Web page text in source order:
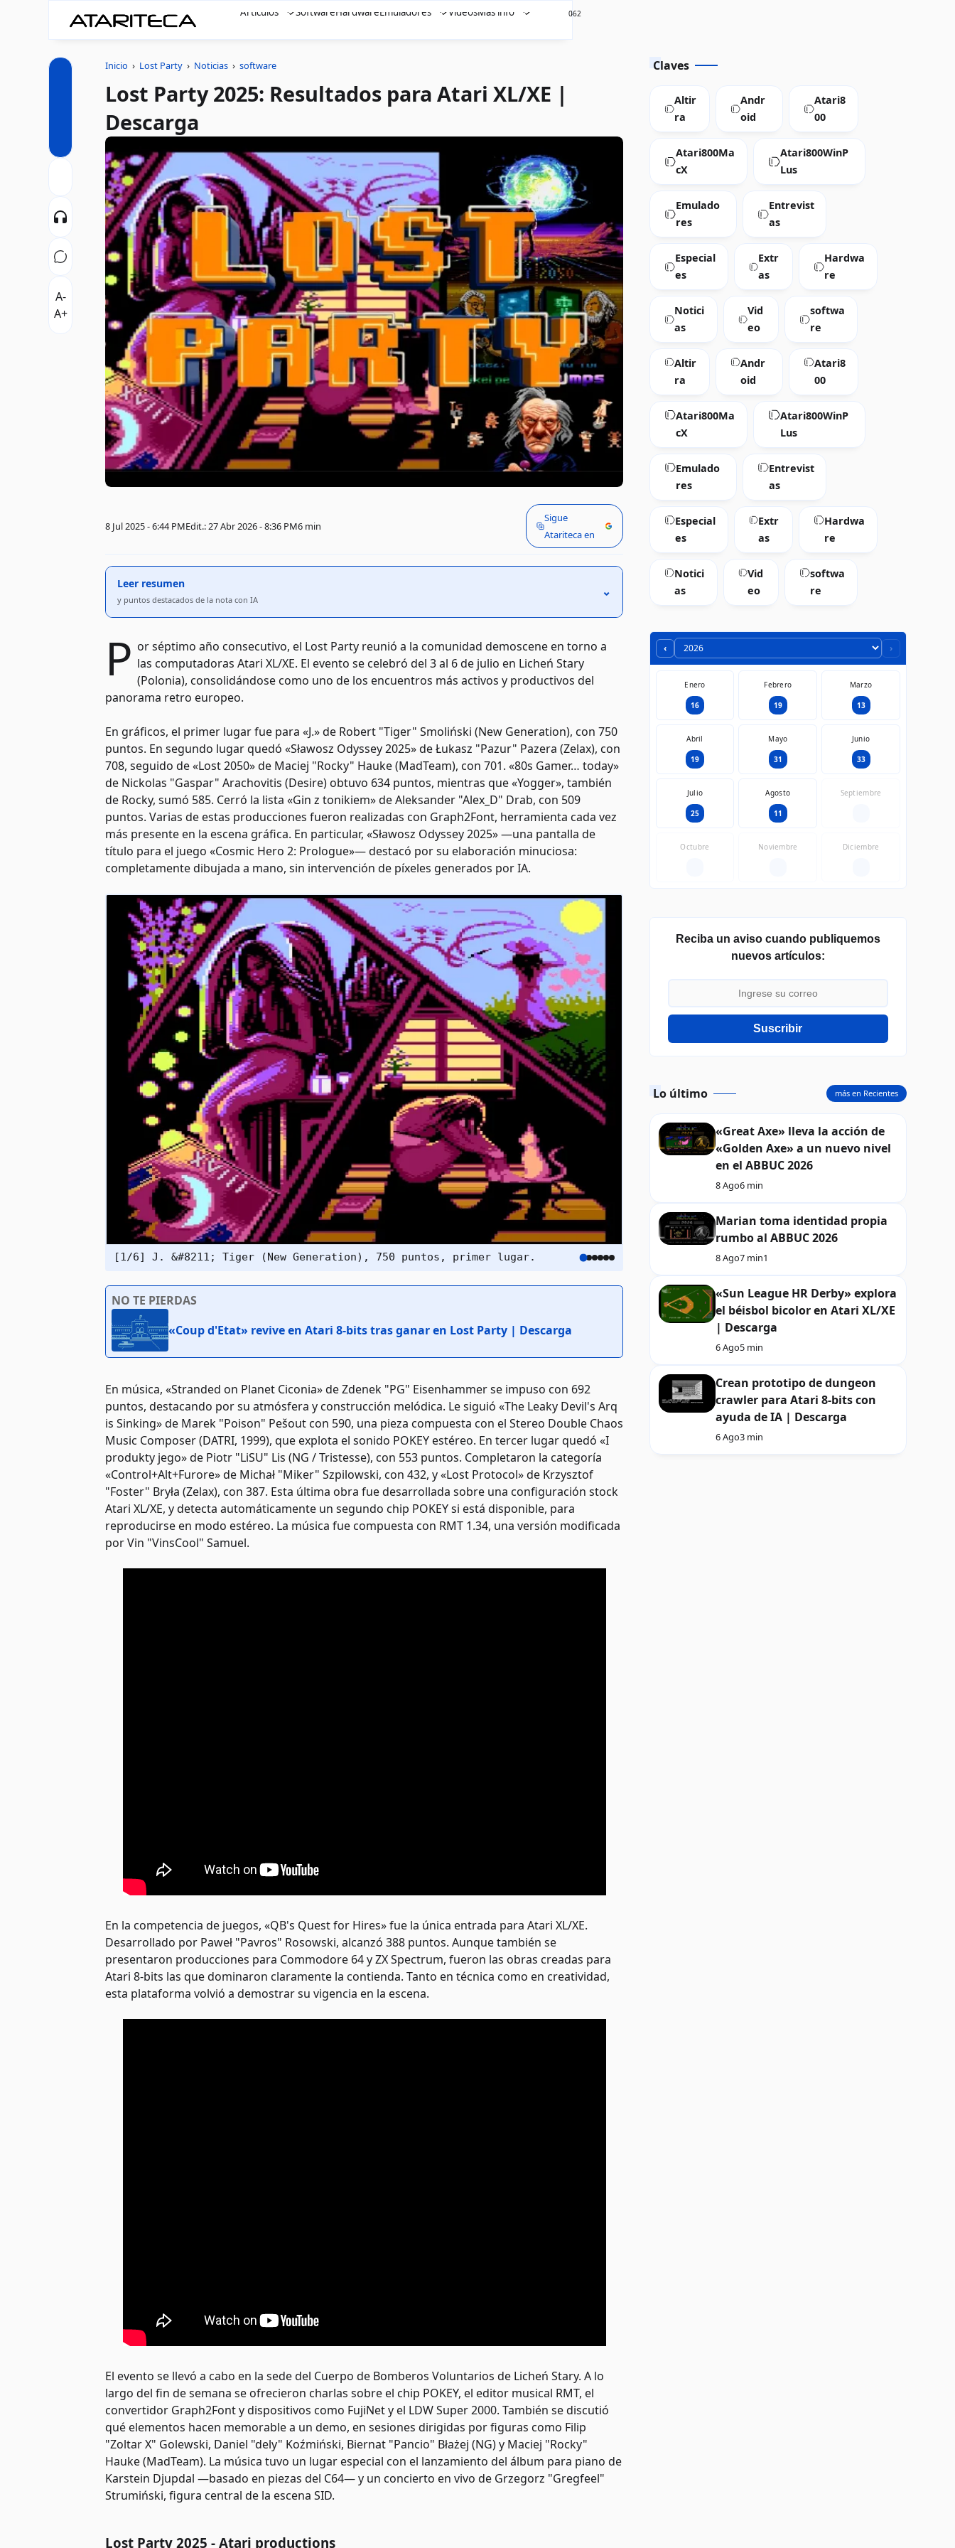
Artículos SoftwareHardwareEmuladores VideosMás info 462
0
Inicio › Lost Party › Noticias › software
Lost Party 2025: Resultados para Atari XL/XE |
Descarga
8 Jul 2025 - 6:44 PMEdit.: 27 Abr 2026 - 8:36 PM6 min
Sigue
Atariteca en
Leer resumen
y puntos destacados de la nota con IA
⌃
P or séptimo año consecutivo, el Lost Party reunió a la comunidad demoscene en torno a
las computadoras Atari XL/XE. El evento se celebró del 3 al 6 de julio en Licheń Stary
(Polonia), consolidándose como uno de los encuentros más activos y productivos del
panorama retro europeo.
En gráficos, el primer lugar fue para «J.» de Robert "Tiger" Smoliński (New Generation), con 750
puntos. En segundo lugar quedó «Sławosz Odyssey 2025» de Łukasz "Pazur" Pazera (Zelax), con
708, seguido de «Lost 2050» de Maciej "Rocky" Hauke (MadTeam), con 701. «80s Gamer… today»
de Nickolas "Gaspar" Arachovitis (Desire) obtuvo 634 puntos, mientras que «Yogger», también
de Rocky, sumó 585. Cerró la lista «Gin z tonikiem» de Aleksander "Alex_D" Drab, con 509
puntos. Varias de estas producciones fueron realizadas con Graph2Font, herramienta cada vez
más presente en la escena gráfica. En particular, «Sławosz Odyssey 2025» —una pantalla de
título para el juego «Cosmic Hero 2: Prologue»— destacó por su elaboración minuciosa:
completamente dibujada a mano, sin intervención de píxeles generados por IA.
[1/6] J. &#8211; Tiger (New Generation), 750 puntos, primer lugar.
NO TE PIERDAS
«Coup d'Etat» revive en Atari 8-bits tras ganar en Lost Party | Descarga
En música, «Stranded on Planet Ciconia» de Zdenek "PG" Eisenhammer se impuso con 692
puntos, destacando por su atmósfera y construcción melódica. Le siguió «The Leaky Devil's Arq
is Sinking» de Marek "Poison" Pešout con 590, una pieza compuesta con el Stereo Double Chaos
Music Composer (DATRI, 1999), que explota el sonido POKEY estéreo. En tercer lugar quedó «I
produkty jego» de Piotr "LiSU" Lis (NG / Tristesse), con 553 puntos. Completaron la categoría
«Control+Alt+Furore» de Michał "Miker" Szpilowski, con 432, y «Lost Protocol» de Krzysztof
"Foster" Bryła (Zelax), con 387. Esta última obra fue desarrollada sobre una configuración stock
Atari XL/XE, y detecta automáticamente un segundo chip POKEY si está disponible, para
reproducirse en modo estéreo. La música fue compuesta con RMT 1.34, una versión modificada
por Vin "VinsCool" Samuel.
En la competencia de juegos, «QB's Quest for Hires» fue la única entrada para Atari XL/XE.
Desarrollado por Paweł "Pavros" Rosowski, alcanzó 388 puntos. Aunque también se
presentaron producciones para Commodore 64 y ZX Spectrum, fueron las obras creadas para
Atari 8-bits las que dominaron claramente la contienda. Tanto en técnica como en creatividad,
esta plataforma volvió a demostrar su vigencia en la escena.
El evento se llevó a cabo en la sede del Cuerpo de Bomberos Voluntarios de Licheń Stary. A lo
largo del fin de semana se ofrecieron charlas sobre el chip POKEY, el editor musical RMT, el
convertidor Graph2Font y dispositivos como FujiNet y el LDW Super 2000. También se discutió
qué elementos hacen memorable a un demo, en sesiones dirigidas por figuras como Filip
"Zoltar X" Golewski, Daniel "dely" Koźmiński, Biernat "Pancio" Błażej (NG) y Maciej "Rocky"
Hauke (MadTeam). La música tuvo un lugar especial con el lanzamiento del álbum para piano de
Karstein Djupdal —basado en piezas del C64— y un concierto en vivo de Grzegorz "Gregfeel"
Strumiński, figura central de la escena SID.
Lost Party 2025 - Atari productions
Claves
Altir
ra
Andr
oid
Atari8
00
Atari800Ma
cX
Atari800WinP
Lus
Emulado
res
Entrevist
as
Especial
es
Extr
as
Hardwa
re
Notici
as
Vid
eo
softwa
re
Altir
ra
Andr
oid
Atari8
00
Atari800Ma
cX
Atari800WinP
Lus
Emulado
res
Entrevist
as
Especial
es
Extr
as
Hardwa
re
Notici
as
Vid
eo
softwa
re
‹ ›
Enero
16
Febrero
19
Marzo
13
Abril
19
Mayo
31
Junio
33
Julio
25
Agosto
11
Septiembre
Octubre Noviembre Diciembre
Reciba un aviso cuando publiquemos
nuevos artículos:
Suscribir
Lo último
«Great Axe» lleva la acción de
«Golden Axe» a un nuevo nivel
en el ABBUC 2026
8 Ago6 min
Marian toma identidad propia
rumbo al ABBUC 2026
8 Ago7 min1
«Sun League HR Derby» explora
el béisbol bicolor en Atari XL/XE
| Descarga
6 Ago5 min
Crean prototipo de dungeon
crawler para Atari 8-bits con
ayuda de IA | Descarga
6 Ago3 min
más en Recientes